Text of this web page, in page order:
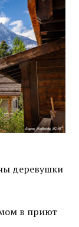
деревушки
в приют